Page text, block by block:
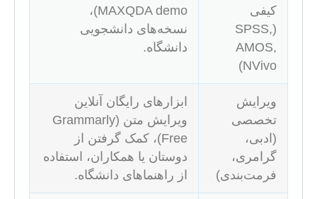
کیفی
(SPSS,
AMOS,
NVivo)
MAXQDA demo)،
نسخه‌های دانشجویی
دانشگاه.
ویرایش
تخصصی
(ادبی،
گرامری،
فرمت‌بندی)
ابزارهای رایگان آنلاین
ویرایش متن (Grammarly
Free)، کمک گرفتن از
دوستان یا همکاران، استفاده
از راهنماهای دانشگاه.